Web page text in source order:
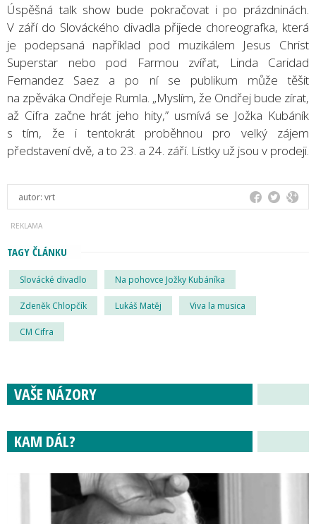
Úspěšná talk show bude pokračovat i po prázdninách.
V září do Slováckého divadla přijede choreografka, která
je podepsaná například pod muzikálem Jesus Christ
Superstar nebo pod Farmou zvířat, Linda Caridad
Fernandez Saez a po ní se publikum může těšit
na zpěváka Ondřeje Rumla. „Myslím, že Ondřej bude zírat,
až Cifra začne hrát jeho hity,” usmívá se Jožka Kubáník
s tím, že i tentokrát proběhnou pro velký zájem
představení dvě, a to 23. a 24. září. Lístky už jsou v prodeji.
autor: vrt
TAGY ČLÁNKU
Slovácké divadlo Na pohovce Jožky Kubáníka
Zdeněk Chlopčík Lukáš Matěj Viva la musica
CM Cifra
VAŠE NÁZORY
KAM DÁL?